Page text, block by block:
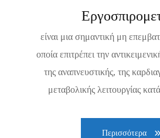
είναι μια σημαντική μη
οποία επιτρέπει την
της αναπνευστικής, της
μεταβολικής λειτουργίας
Περισσότερα